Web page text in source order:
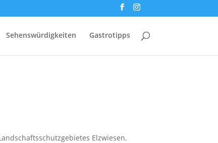
Sehenswürdigkeiten Gastrotipps
Elzwiesen.